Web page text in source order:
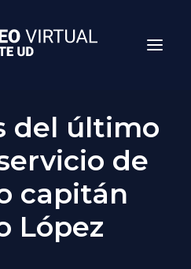
del último
de
capitán
López